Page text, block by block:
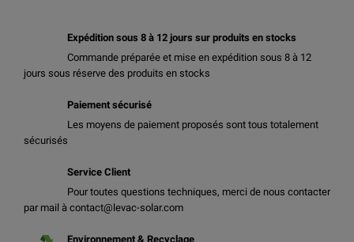
Expédition sous 8 à 12 jours sur produits en stocks
Commande préparée et mise en expédition sous 8 à 12
jours sous réserve des produits en stocks
Paiement sécurisé
Les moyens de paiement proposés sont tous totalement
sécurisés
Service Client
Pour toutes questions techniques, merci de nous contacter
par mail à contact@levac-solar.com
Environnement & Recyclage